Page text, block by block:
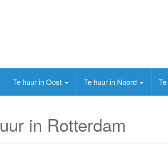
Te huur in Oost Te huur in Noord
in Rotterdam